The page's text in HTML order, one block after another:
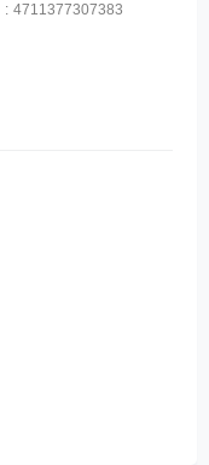
: 4711377307383